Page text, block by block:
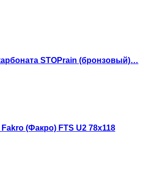
STOPrain (бронзовый)…
(Факро) FTS U2 78х118